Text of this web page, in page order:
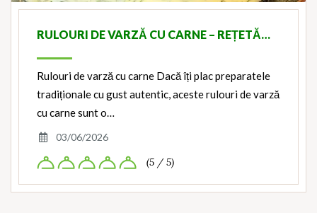
RULOURI DE VARZĂ CU CARNE – REȚETĂ…
Rulouri de varză cu carne Dacă îți plac preparatele
tradiționale cu gust autentic, aceste rulouri de varză
cu carne sunt o…
03/06/2026
(5 / 5)